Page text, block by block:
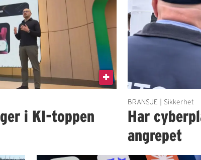
i KI-toppen
BRANSJE | Sikkerhet
Har
angrepet